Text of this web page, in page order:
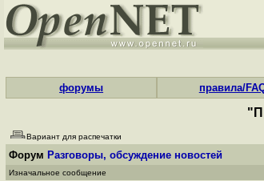
форумы правила/
Вариант для распечатки
Форум Разговоры, обсуждение новостей
Изначальное сообщение